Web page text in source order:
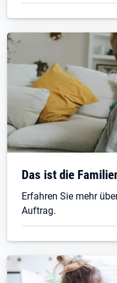
Das ist die
Erfahren Sie mehr
Auftrag.